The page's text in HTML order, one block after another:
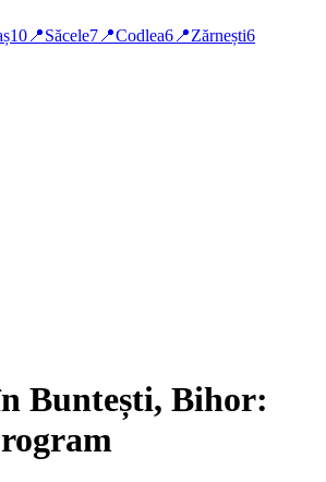
10 📍Săcele7 📍Codlea6 📍Zărnești6
Buntești, Bihor: